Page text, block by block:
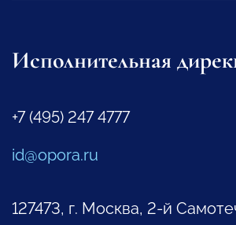
Исполнительная
+7 (495) 247 4777
id@opora.ru
127473, г. Москва, 2-й